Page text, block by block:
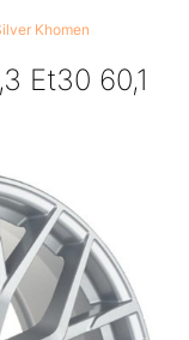
Khomen
Et30 60,1